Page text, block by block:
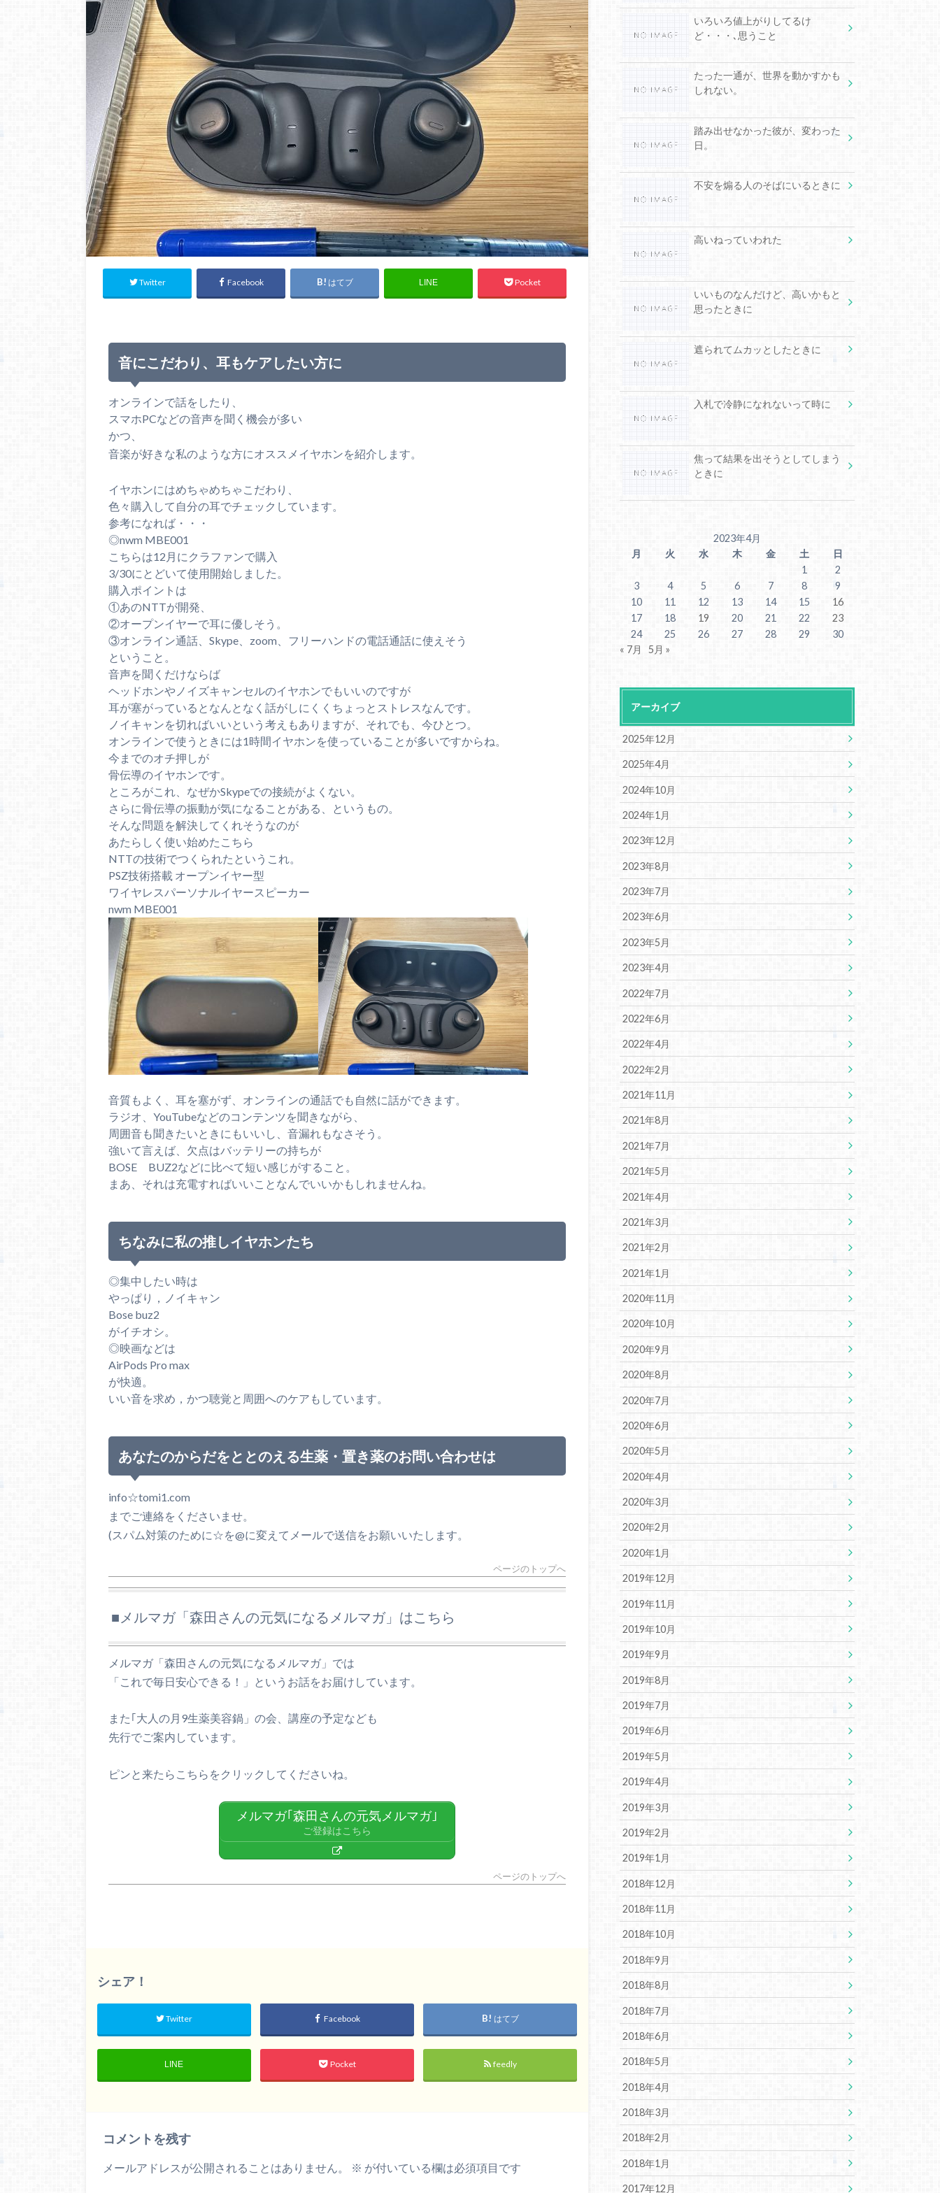
Twitter Facebook はてブ LINE Pocket
音にこだわり、耳もケアしたい方に
オンラインで話をしたり、
スマホPCなどの音声を聞く機会が多い
かつ、
音楽が好きな私のような方にオススメイヤホンを紹介します。
イヤホンにはめちゃめちゃこだわり、
色々購入して自分の耳でチェックしています。
参考になれば・・・
◎nwm MBE001
こちらは12月にクラファンで購入
3/30にとどいて使用開始しました。
購入ポイントは
①あのNTTが開発、
②オープンイヤーで耳に優しそう。
③オンライン通話、Skype、zoom、フリーハンドの電話通話に使えそう
ということ。
音声を聞くだけならば
ヘッドホンやノイズキャンセルのイヤホンでもいいのですが
耳が塞がっているとなんとなく話がしにくくちょっとストレスなんです。
ノイキャンを切ればいいという考えもありますが、それでも、今ひとつ。
オンラインで使うときには1時間イヤホンを使っていることが多いですからね。
今までのオチ押しが
骨伝導のイヤホンです。
ところがこれ、なぜかSkypeでの接続がよくない。
さらに骨伝導の振動が気になることがある、というもの。
そんな問題を解決してくれそうなのが
あたらしく使い始めたこちら
NTTの技術でつくられたというこれ。
PSZ技術搭載 オープンイヤー型
ワイヤレスパーソナルイヤースピーカー
nwm MBE001
音質もよく、耳を塞がず、オンラインの通話でも自然に話ができます。
ラジオ、YouTubeなどのコンテンツを聞きながら、
周囲音も聞きたいときにもいいし、音漏れもなさそう。
強いて言えば、欠点はバッテリーの持ちが
BOSE BUZ2などに比べて短い感じがすること。
まあ、それは充電すればいいことなんでいいかもしれませんね。
ちなみに私の推しイヤホンたち
◎集中したい時は
やっぱり，ノイキャン
Bose buz2
がイチオシ。
◎映画などは
AirPods Pro max
が快適。
いい音を求め，かつ聴覚と周囲へのケアもしています。
あなたのからだをととのえる生薬・置き薬のお問い合わせは
info☆tomi1.com
までご連絡をくださいませ。
(スパム対策のために☆を@に変えてメールで送信をお願いいたします。
ページのトップへ
■メルマガ「森田さんの元気になるメルマガ」はこちら
メルマガ「森田さんの元気になるメルマガ」では
「これで毎日安心できる！」というお話をお届けしています。
また｢大人の月9生薬美容鍋」の会、講座の予定なども
先行でご案内しています。
ピンと来たらこちらをクリックしてくださいね。
メルマガ｢森田さんの元気メルマガ｣
ご登録はこちら
ページのトップへ
シェア！
Twitter Facebook はてブ
LINE Pocket feedly
コメントを残す
メールアドレスが公開されることはありません。 ※ が付いている欄は必須項目です
いろいろ値上がりしてるけ
ど・・・､思うこと
たった一通が、世界を動かすかも
しれない。
踏み出せなかった彼が、変わった
日。
不安を煽る人のそばにいるときに
高いねっていわれた
いいものなんだけど、高いかもと
思ったときに
遮られてムカッとしたときに
入札で冷静になれないって時に
焦って結果を出そうとしてしまう
ときに
2023年4月
月
火 水 木 金 土
日
1
2
3
4 5 6 7 8
9
10
11 12 13 14 15
16
17
18 19 20 21 22
23
24
25 26 27 28 29
30
« 7月
5月 »
アーカイブ
2025年12月
2025年4月
2024年10月
2024年1月
2023年12月
2023年8月
2023年7月
2023年6月
2023年5月
2023年4月
2022年7月
2022年6月
2022年4月
2022年2月
2021年11月
2021年8月
2021年7月
2021年5月
2021年4月
2021年3月
2021年2月
2021年1月
2020年11月
2020年10月
2020年9月
2020年8月
2020年7月
2020年6月
2020年5月
2020年4月
2020年3月
2020年2月
2020年1月
2019年12月
2019年11月
2019年10月
2019年9月
2019年8月
2019年7月
2019年6月
2019年5月
2019年4月
2019年3月
2019年2月
2019年1月
2018年12月
2018年11月
2018年10月
2018年9月
2018年8月
2018年7月
2018年6月
2018年5月
2018年4月
2018年3月
2018年2月
2018年1月
2017年12月